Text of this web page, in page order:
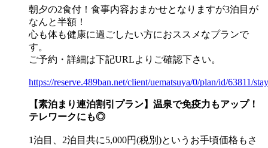
朝夕の2食付！食事内容おまかせとなりますが3泊目が
なんと半額！
心も体も健康に過ごしたい方におススメなプランで
す。
ご予約・詳細は下記URLよりご確認下さい。
https://reserve.489ban.net/client/uematsuya/0/plan/id/63811/stay
【素泊まり連泊割引プラン】温泉で免疫力もアップ！
テレワークにも◎
1泊目、2泊目共に5,000円(税別)というお手頃価格もさ